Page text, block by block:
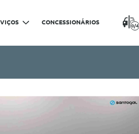
0/4
CONCESSIONÁRIOS